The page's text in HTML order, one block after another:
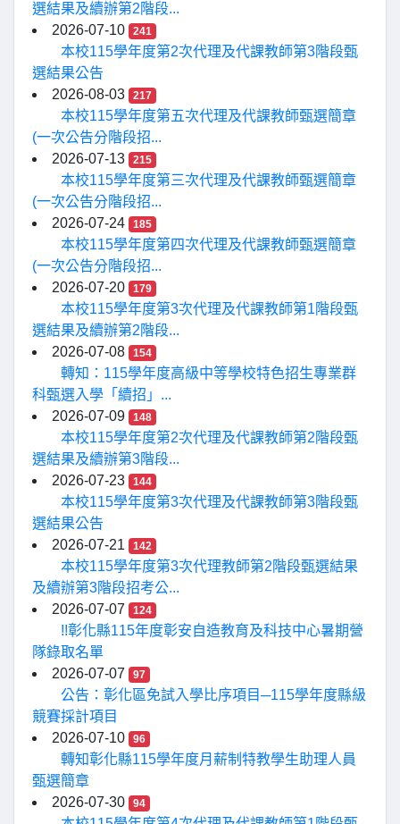
選結果及續辦第2階段...
2026-07-10
241
本校115學年度第2次代理及代課教師第3階段甄
選結果公告
2026-08-03
217
本校115學年度第五次代理及代課教師甄選簡章
(一次公告分階段招...
2026-07-13
215
本校115學年度第三次代理及代課教師甄選簡章
(一次公告分階段招...
2026-07-24
185
本校115學年度第四次代理及代課教師甄選簡章
(一次公告分階段招...
2026-07-20
179
本校115學年度第3次代理及代課教師第1階段甄
選結果及續辦第2階段...
2026-07-08
154
轉知：115學年度高級中等學校特色招生專業群
科甄選入學「續招」...
2026-07-09
148
本校115學年度第2次代理及代課教師第2階段甄
選結果及續辦第3階段...
2026-07-23
144
本校115學年度第3次代理及代課教師第3階段甄
選結果公告
2026-07-21
142
本校115學年度第3次代理教師第2階段甄選結果
及續辦第3階段招考公...
2026-07-07
124
!!彰化縣115年度彰安自造教育及科技中心暑期營
隊錄取名單
2026-07-07
97
公告：彰化區免試入學比序項目─115學年度縣級
競賽採計項目
2026-07-10
96
轉知彰化縣115學年度月薪制特教學生助理人員
甄選簡章
2026-07-30
94